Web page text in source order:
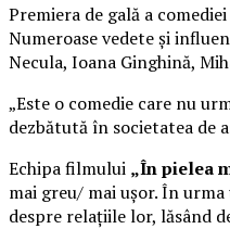
Premiera de gală a comediei
Numeroase vedete și
Necula, Ioana Ginghină,
„Este o comedie care nu
dezbătută în societatea de
Echipa filmului „În pielea
mai greu/ mai ușor. În
despre relațiile lor, lăsând